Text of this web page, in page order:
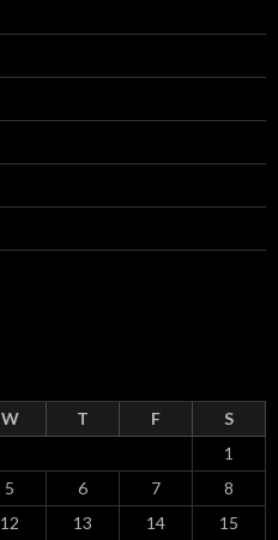
W T F
S
1
5 6 7
8
12 13 14
15